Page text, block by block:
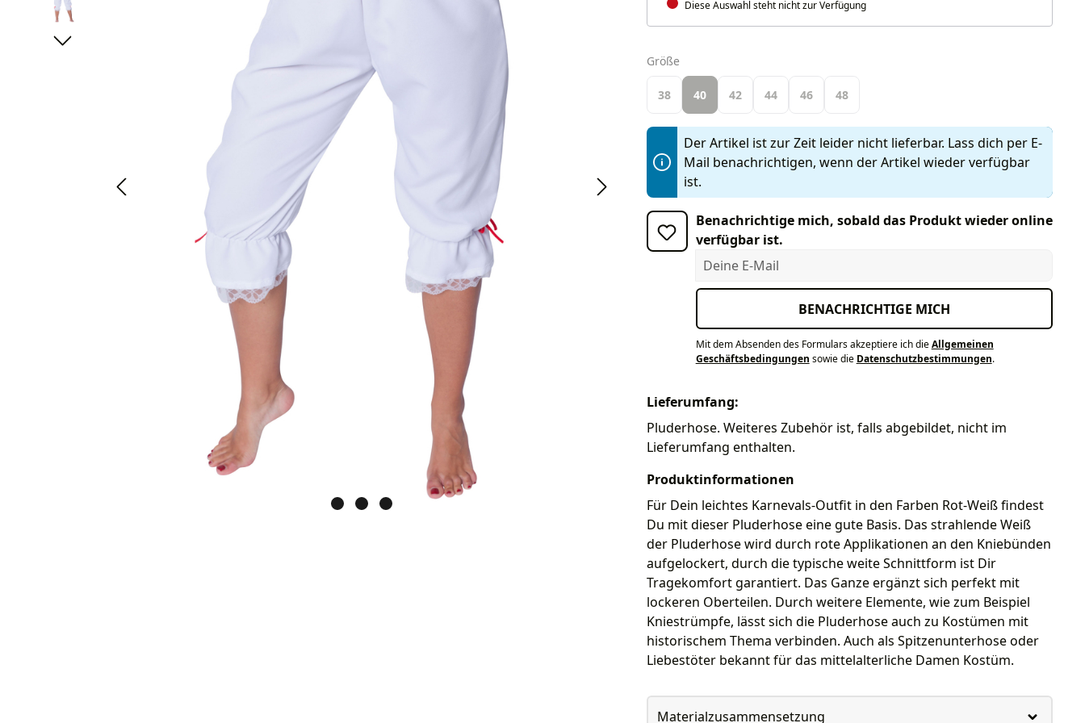
Diese Auswahl steht nicht zur Verfügung
Größeauswählen
38 40 42 44 46 48
Der Artikel ist zur Zeit leider nicht lieferbar. Lass dich per E-
Mail benachrichtigen, wenn der Artikel wieder verfügbar
ist.
Benachrichtige mich, sobald das Produkt wieder online
verfügbar ist.
Deine E-Mail
BENACHRICHTIGE MICH
Mit dem Absenden des Formulars akzeptiere ich dieAllgemeinen
Geschäftsbedingungen sowie die Datenschutzbestimmungen.
Lieferumfang:
Pluderhose. Weiteres Zubehör ist, falls abgebildet, nicht im
Lieferumfang enthalten.
Produktinformationen
Für Dein leichtes Karnevals-Outfit in den Farben Rot-Weiß findest
Du mit dieser Pluderhose eine gute Basis. Das strahlende Weiß
der Pluderhose wird durch rote Applikationen an den Kniebünden
aufgelockert, durch die typische weite Schnittform ist Dir
Tragekomfort garantiert. Das Ganze ergänzt sich perfekt mit
lockeren Oberteilen. Durch weitere Elemente, wie zum Beispiel
Kniestrümpfe, lässt sich die Pluderhose auch zu Kostümen mit
historischem Thema verbinden. Auch als Spitzenunterhose oder
Liebestöter bekannt für das mittelalterliche Damen Kostüm.
Materialzusammensetzung